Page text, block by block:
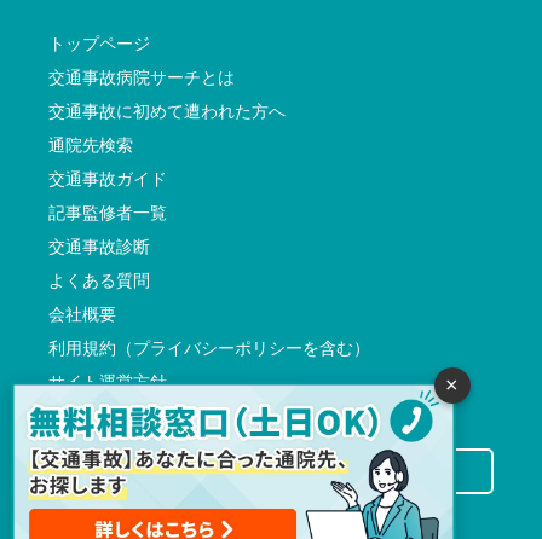
トップページ
交通事故病院サーチとは
交通事故に初めて遭われた方へ
通院先検索
交通事故ガイド
記事監修者一覧
交通事故診断
よくある質問
会社概要
利用規約（プライバシーポリシーを含む）
サイト運営方針
反社会的勢力に対する基本方針
交通事故病院サーチに掲載希望の先生方へ
×